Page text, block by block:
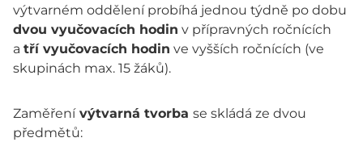
výtvarném oddělení probíhá jednou týdně po dobu
dvou vyučovacích hodin v přípravných ročnících
a tří vyučovacích hodin ve vyšších ročnících (ve
skupinách max. 15 žáků).
Zaměřenívýtvarná tvorba se skládá ze dvou
předmětů: